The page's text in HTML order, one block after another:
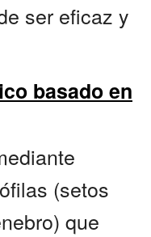
ser eficaz y
basado en
(setos
que